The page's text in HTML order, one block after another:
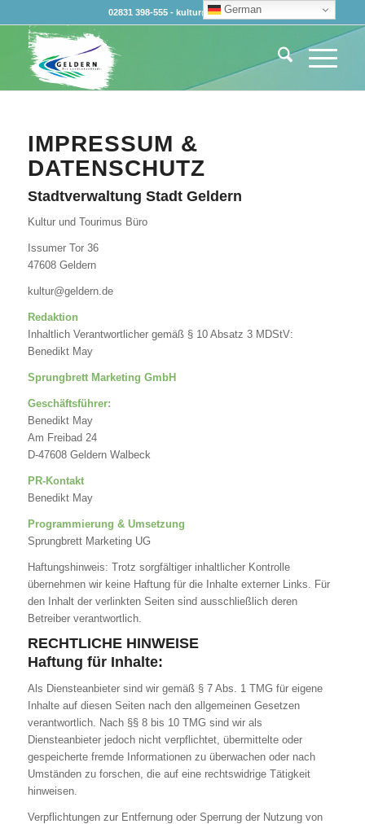
02831 398-555 - kultur@geldern.de
IMPRESSUM &
DATENSCHUTZ
Stadtverwaltung Stadt Geldern
Kultur und Tourimus Büro
Issumer Tor 36
47608 Geldern
kultur@geldern.de
Redaktion
Inhaltlich Verantwortlicher gemäß § 10 Absatz 3 MDStV:
Benedikt May
Sprungbrett Marketing GmbH
Geschäftsführer:
Benedikt May
Am Freibad 24
D-47608 Geldern Walbeck
PR-Kontakt
Benedikt May
Programmierung & Umsetzung
Sprungbrett Marketing UG
Haftungshinweis: Trotz sorgfältiger inhaltlicher Kontrolle
übernehmen wir keine Haftung für die Inhalte externer Links. Für
den Inhalt der verlinkten Seiten sind ausschließlich deren
Betreiber verantwortlich.
RECHTLICHE HINWEISE
Haftung für Inhalte:
Als Diensteanbieter sind wir gemäß § 7 Abs. 1 TMG für eigene
Inhalte auf diesen Seiten nach den allgemeinen Gesetzen
verantwortlich. Nach §§ 8 bis 10 TMG sind wir als
Diensteanbieter jedoch nicht verpflichtet, übermittelte oder
gespeicherte fremde Informationen zu überwachen oder nach
Umständen zu forschen, die auf eine rechtswidrige Tätigkeit
hinweisen.
Verpflichtungen zur Entfernung oder Sperrung der Nutzung von
German